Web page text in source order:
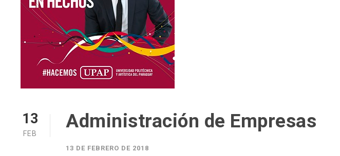
13
FEB
Administración de Empresas
13 DE FEBRERO DE 2018